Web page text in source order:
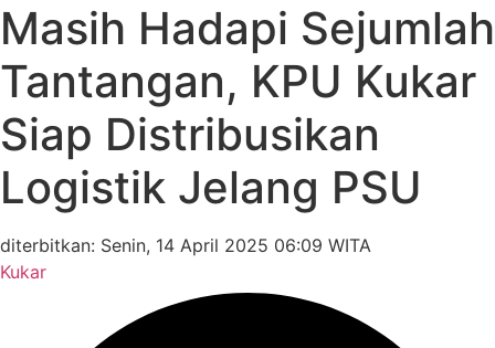
Masih Hadapi Sejumlah
Tantangan, KPU Kukar
Siap Distribusikan
Logistik Jelang PSU
diterbitkan: Senin, 14 April 2025 06:09 WITA
Kukar